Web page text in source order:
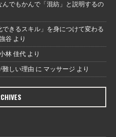
でもかんで「混紡」と説明するの
きるスキル」を身につけて変わる
谷 より
林 佳代 より
難しい理由 に マッサージ より